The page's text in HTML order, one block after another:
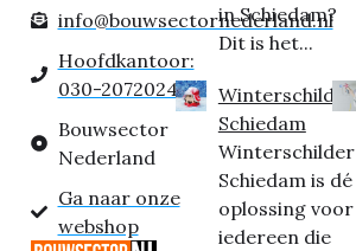
info@bouwsectornederland.nl
Hoofdkantoor:
030-2072024
Bouwsector
Nederland
Ga naar onze
webshop
in Schiedam?
Dit is het...
Winterschilder
Schiedam
Winterschilder
Schiedam is dé
oplossing voor
iedereen die